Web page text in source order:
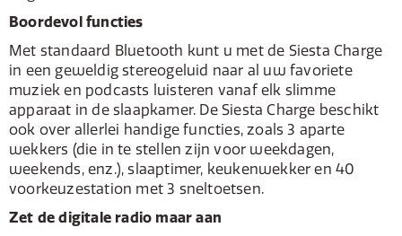
Boordevol functies
Met standaard Bluetooth kunt u met de Siesta Charge
in een geweldig stereogeluid naar al uw favoriete
muziek en podcasts luisteren vanaf elk slimme
apparaat in de slaapkamer. De Siesta Charge beschikt
ook over allerlei handige functies, zoals 3 aparte
wekkers (die in te stellen zijn voor weekdagen,
weekends, enz.), slaaptimer, keukenwekker en 40
voorkeuzestation met 3 sneltoetsen.
Zet de digitale radio maar aan